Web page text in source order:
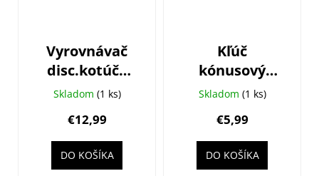
Vyrovnávač
disc.kotúča
BIKE HAND
Skladom (1 ks)
€12,99
DO KOŠÍKA
Kľúč
kónusový
BIKE HAND
Skladom (1 ks)
€5,99
DO KOŠÍKA